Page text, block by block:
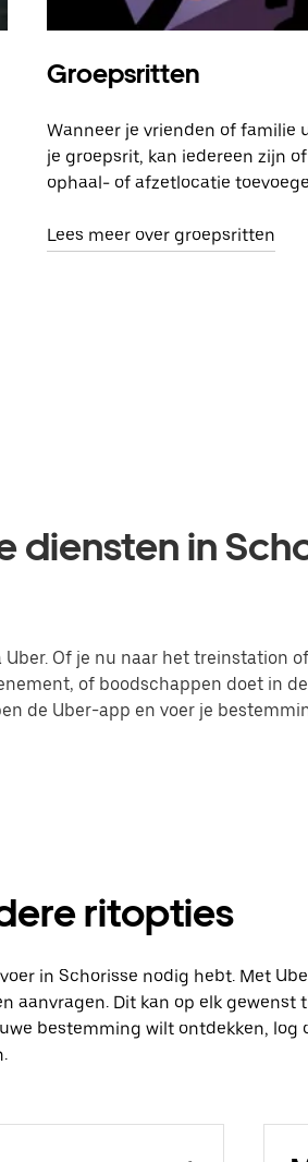
Groepsritten
Wanneer je vrienden of familie
je groepsrit, kan iedereen zijn
ophaal- of afzetlocatie
Lees meer over groepsritten
diensten in
Of je nu naar het treinstation
of boodschappen doet in
de Uber-app en voer je
ritopties
in Schorisse nodig hebt. Met
aanvragen. Dit kan op elk gewenst
bestemming wilt ontdekken, log